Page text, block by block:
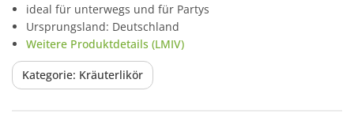
ideal für unterwegs und für Partys
Ursprungsland: Deutschland
Weitere Produktdetails (LMIV)
Kategorie: Kräuterlikör